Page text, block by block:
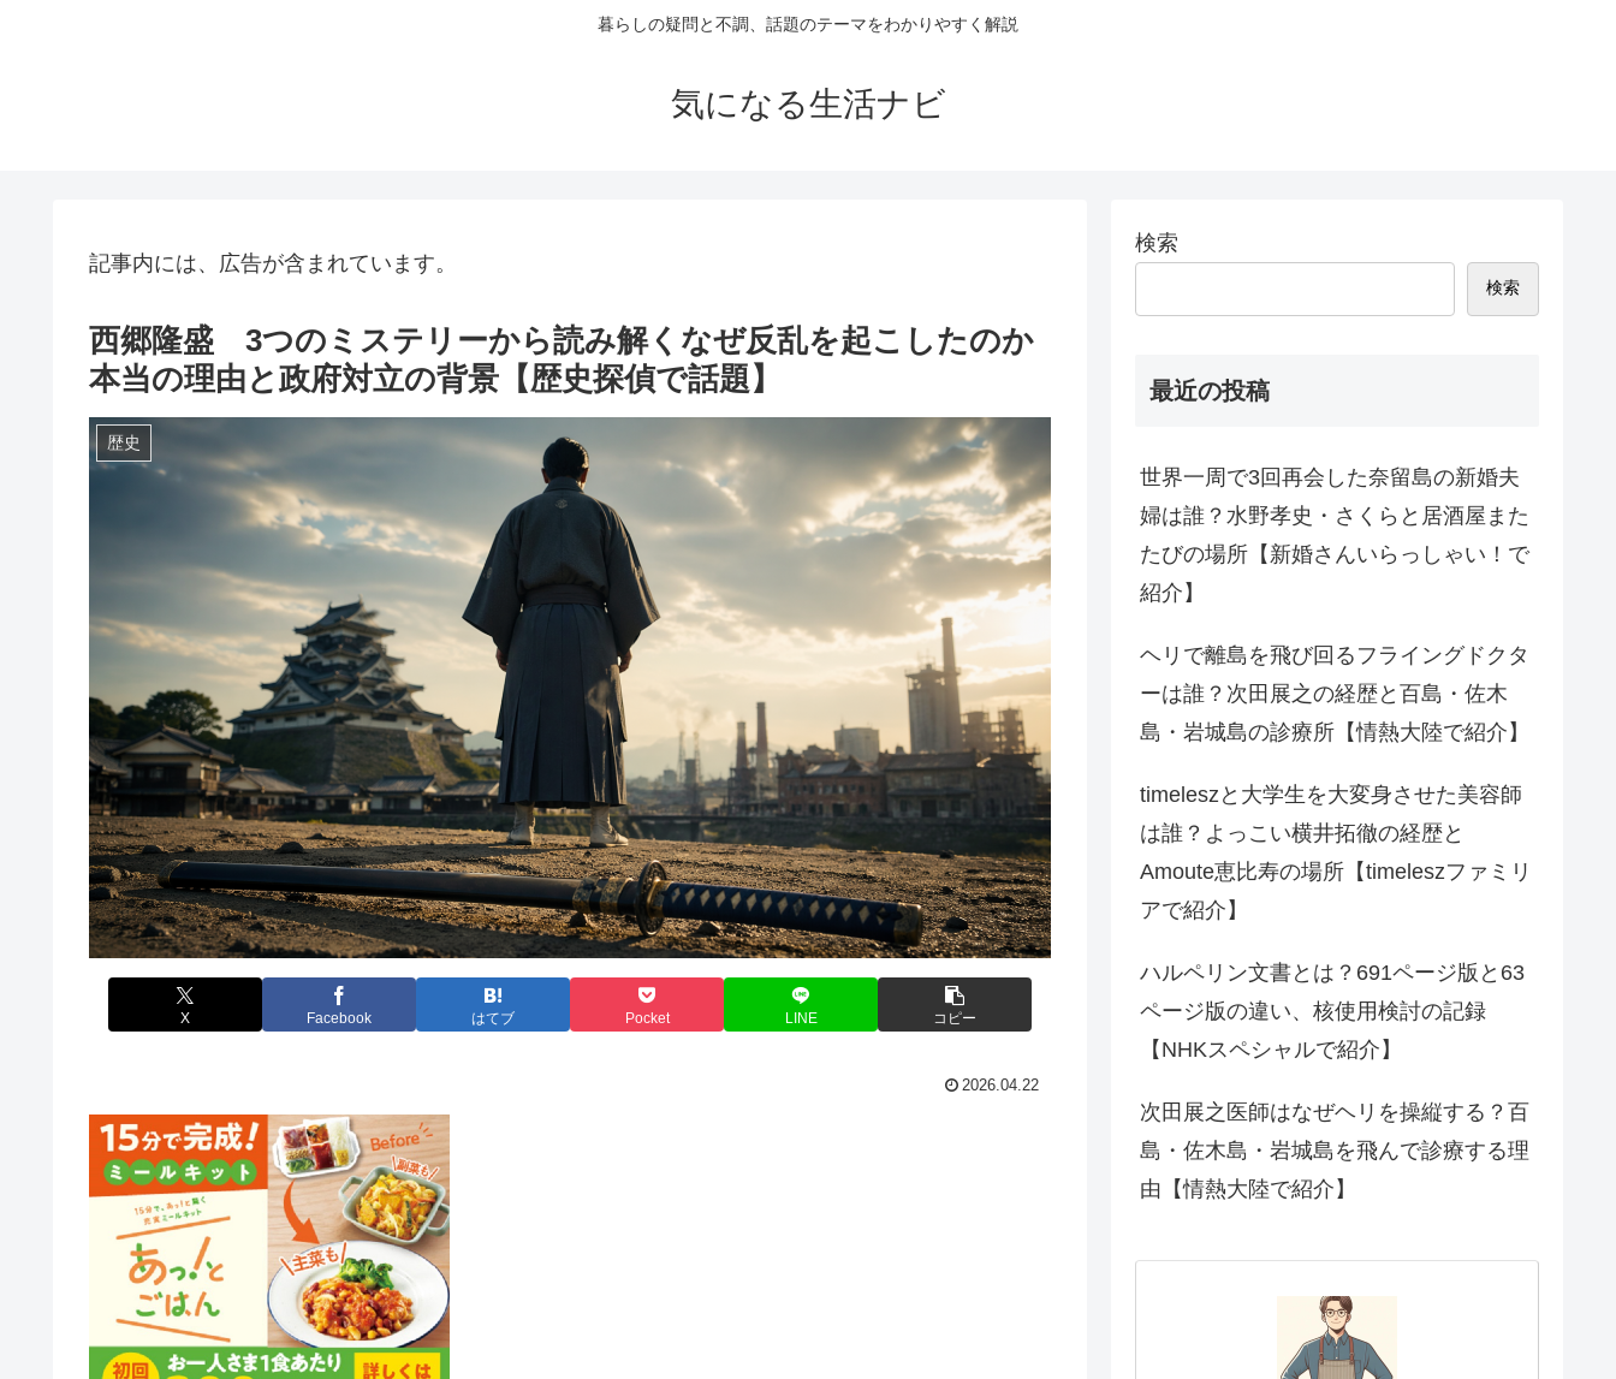
暮らしの疑問と不調、話題のテーマをわかりやすく解説
気になる生活ナビ
記事内には、広告が含まれています。
西郷隆盛 3つのミステリーから読み解くなぜ反乱を起こしたのか
本当の理由と政府対立の背景【歴史探偵で話題】
歴史
X Facebook はてブ Pocket LINE コピー
2026.04.22
検索
検索
最近の投稿
世界一周で3回再会した奈留島の新婚夫
婦は誰？水野孝史・さくらと居酒屋また
たびの場所【新婚さんいらっしゃい！で
紹介】
ヘリで離島を飛び回るフライングドクタ
ーは誰？次田展之の経歴と百島・佐木
島・岩城島の診療所【情熱大陸で紹介】
timeleszと大学生を大変身させた美容師
は誰？よっこい横井拓徹の経歴と
Amoute恵比寿の場所【timeleszファミリ
アで紹介】
ハルペリン文書とは？691ページ版と63
ページ版の違い、核使用検討の記録
【NHKスペシャルで紹介】
次田展之医師はなぜヘリを操縦する？百
島・佐木島・岩城島を飛んで診療する理
由【情熱大陸で紹介】